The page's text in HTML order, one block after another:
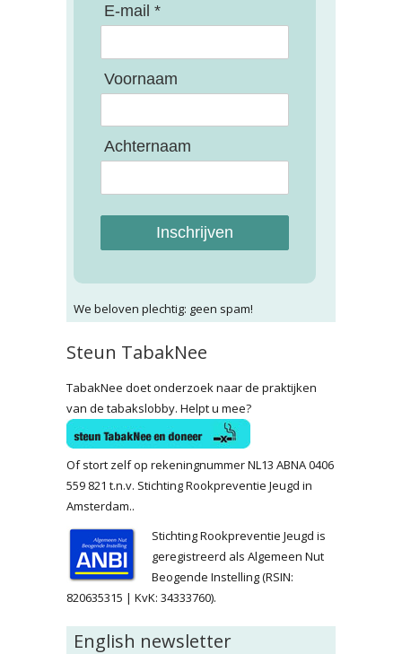
E-mail *
Voornaam
Achternaam
Inschrijven
We beloven plechtig: geen spam!
Steun TabakNee
TabakNee doet onderzoek naar de praktijken
van de tabakslobby. Helpt u mee?
Of stort zelf op rekeningnummer NL13 ABNA 0406
559 821 t.n.v. Stichting Rookpreventie Jeugd in
Amsterdam..
Stichting Rookpreventie Jeugd is
geregistreerd als Algemeen Nut
Beogende Instelling (RSIN:
820635315 | KvK: 34333760).
English newsletter